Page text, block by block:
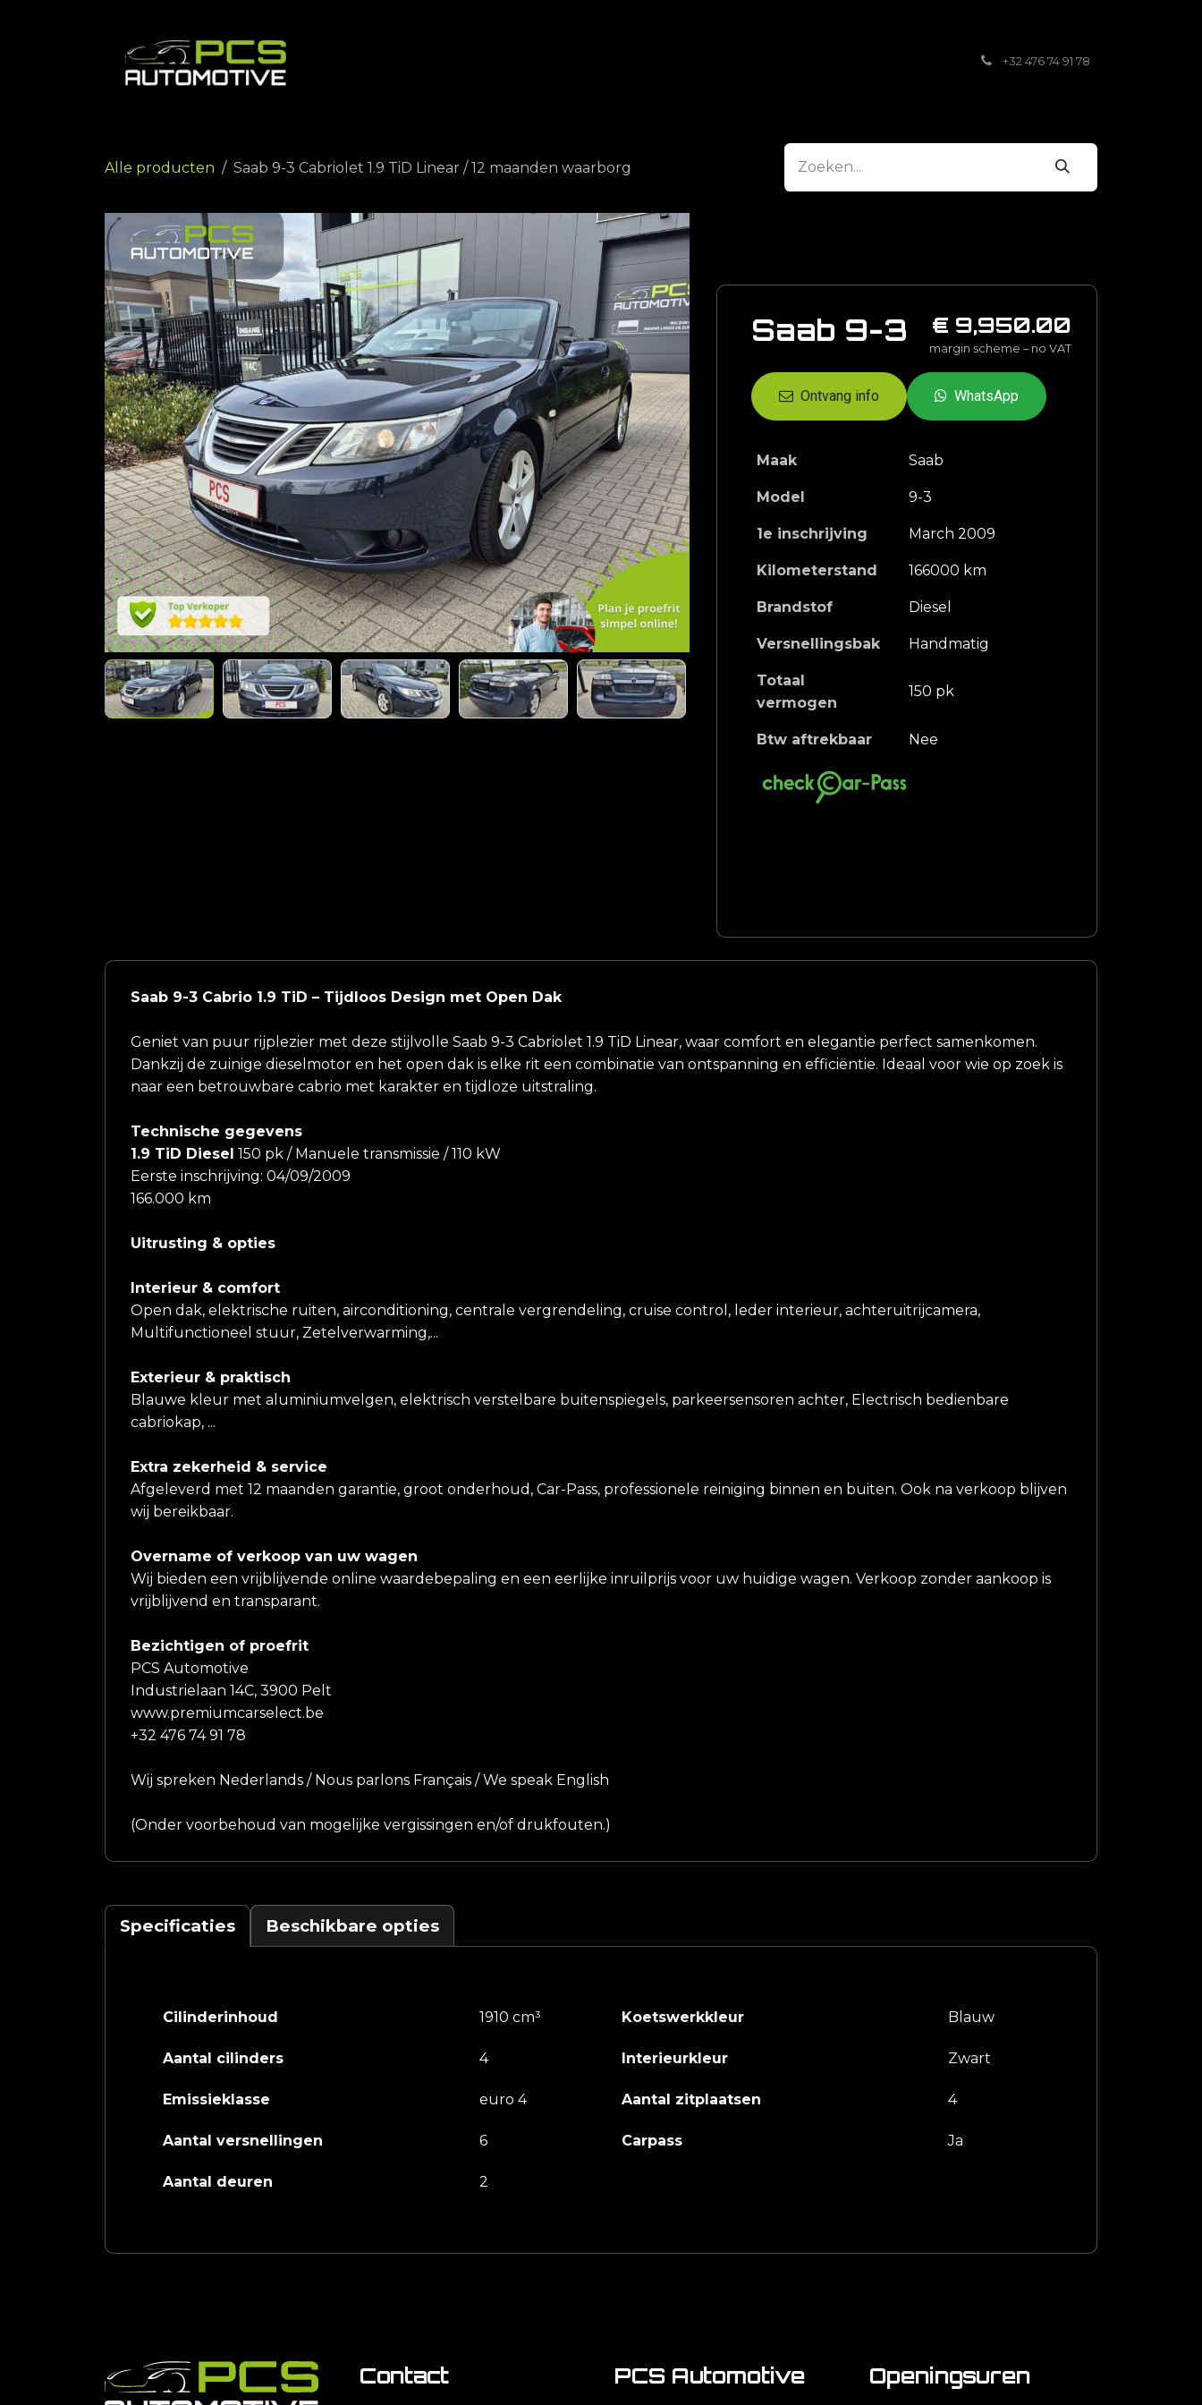
+32 476 74 91 78
Alle producten Saab 9-3 Cabriolet 1.9 TiD Linear / 12 maanden waarborg
Saab 9-3 € 9,950.00
margin scheme – no VAT
Ontvang info WhatsApp
Maak Saab
Model 9-3
1e inschrijving March 2009
Kilometerstand 166000 km
Brandstof Diesel
Versnellingsbak Handmatig
Totaal
vermogen
150 pk
Btw aftrekbaar Nee
Saab 9-3 Cabrio 1.9 TiD – Tijdloos Design met Open Dak
Geniet van puur rijplezier met deze stijlvolle Saab 9-3 Cabriolet 1.9 TiD Linear, waar comfort en elegantie perfect samenkomen.
Dankzij de zuinige dieselmotor en het open dak is elke rit een combinatie van ontspanning en efficiëntie. Ideaal voor wie op zoek is
naar een betrouwbare cabrio met karakter en tijdloze uitstraling.
Technische gegevens
1.9 TiD Diesel 150 pk / Manuele transmissie / 110 kW
Eerste inschrijving: 04/09/2009
166.000 km
Uitrusting & opties
Interieur & comfort
Open dak, elektrische ruiten, airconditioning, centrale vergrendeling, cruise control, leder interieur, achteruitrijcamera,
Multifunctioneel stuur, Zetelverwarming,...
Exterieur & praktisch
Blauwe kleur met aluminiumvelgen, elektrisch verstelbare buitenspiegels, parkeersensoren achter, Electrisch bedienbare
cabriokap, ...
Extra zekerheid & service
Afgeleverd met 12 maanden garantie, groot onderhoud, Car-Pass, professionele reiniging binnen en buiten. Ook na verkoop blijven
wij bereikbaar.
Overname of verkoop van uw wagen
Wij bieden een vrijblijvende online waardebepaling en een eerlijke inruilprijs voor uw huidige wagen. Verkoop zonder aankoop is
vrijblijvend en transparant.
Bezichtigen of proefrit
PCS Automotive
Industrielaan 14C, 3900 Pelt
www.premiumcarselect.be
+32 476 74 91 78
Wij spreken Nederlands / Nous parlons Français / We speak English
(Onder voorbehoud van mogelijke vergissingen en/of drukfouten.)
Specificaties Beschikbare opties
Cilinderinhoud 1910 cm³
Aantal cilinders 4
Emissieklasse euro 4
Aantal versnellingen 6
Aantal deuren 2
Koetswerkkleur Blauw
Interieurkleur Zwart
Aantal zitplaatsen 4
Carpass Ja
Contact PCS Automotive Openingsuren